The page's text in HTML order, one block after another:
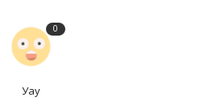
0
Уау